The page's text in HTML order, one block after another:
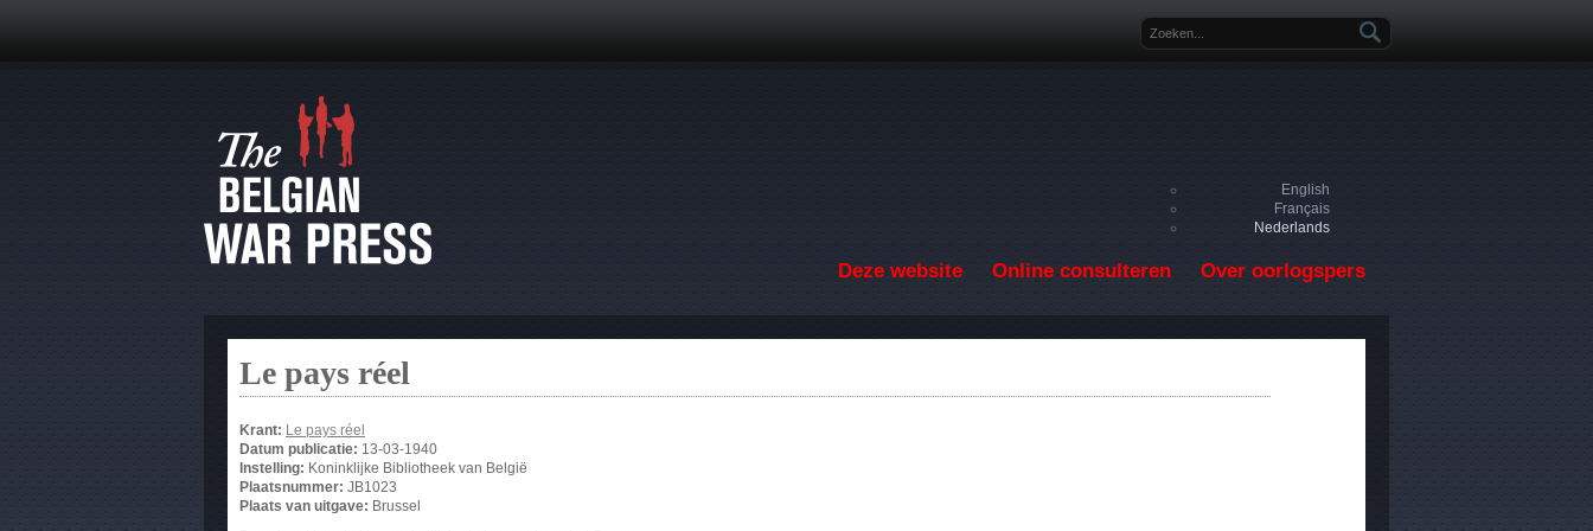
Zoekveld
English
Français
Nederlands
Deze website Online consulteren Over oorlogspers
Le pays réel
Krant: Le pays réel
Datum publicatie: 13-03-1940
Instelling: Koninklijke Bibliotheek van België
Plaatsnummer: JB1023
Plaats van uitgave: Brussel